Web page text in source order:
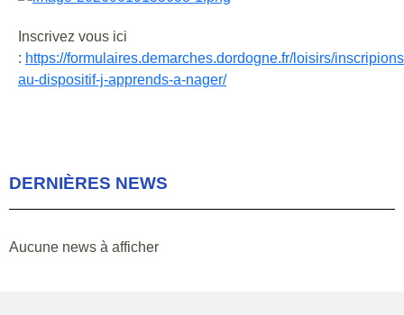
Inscrivez vous ici
: https://formulaires.demarches.dordogne.fr/loisirs/
au-dispositif-j-apprends-a-nager/
DERNIÈRES NEWS
Aucune news à afficher